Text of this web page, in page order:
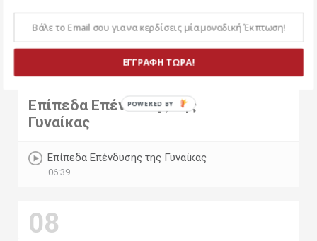
ΜΗΝ Απολογείσαι
01:56
07
Επίπεδα Επένδυσης της
Γυναίκας
Επίπεδα Επένδυσης της Γυναίκας
06:39
08
ΕΓΓΡΑΦΗ ΤΩΡΑ!